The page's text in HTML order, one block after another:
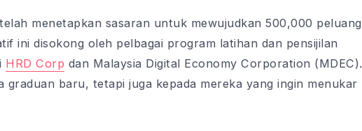
menetapkan sasaran untuk mewujudkan 500,000 peluang
ini disokong oleh pelbagai program latihan dan pensijilan
HRD Corp dan Malaysia Digital Economy Corporation (MDEC).
graduan baru, tetapi juga kepada mereka yang ingin menukar